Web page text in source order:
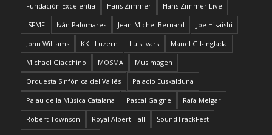
Fundación Excelentia Hans Zimmer Hans Zimmer Live
ISFMF Iván Palomares Jean-Michel Bernard Joe Hisaishi
John Williams KKL Luzern Luis Ivars Manel Gil-Inglada
Michael Giacchino MOSMA Musimagen
Orquesta Sinfónica del Vallés Palacio Euskalduna
Palau de la Música Catalana Pascal Gaigne Rafa Melgar
Robert Townson Royal Albert Hall SoundTrackFest